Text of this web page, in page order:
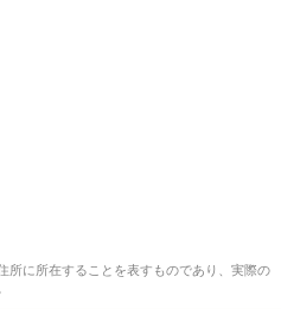
に所在することを表すものであり、実際の